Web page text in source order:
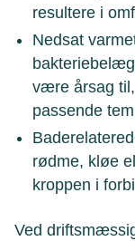
resultere i
Nedsat
være årsag
passende
rødme, kløe
kroppen i
Ved